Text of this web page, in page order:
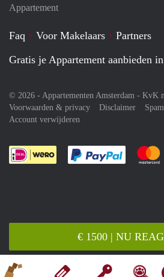
€ 1500 | NU
Appartement
Faq Voor Makelaars
Partners
Gratis je Appartement aanbieden
© 2026 - Appartementen Amsterdam - KvK
Voorwaarden & privacy
Disclaimer
Account verwijderen
Je rekent